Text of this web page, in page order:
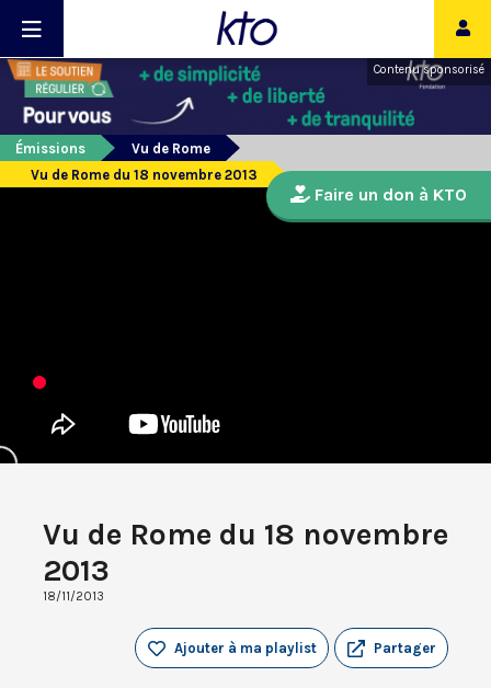
Contenu sponsorisé
Émissions
Vu de Rome
Vu de Rome du 18 novembre 2013
Vu de Rome du 18 novembre
2013
18/11/2013
Partager
Ajouter à ma playlist
Faire un don à KTO